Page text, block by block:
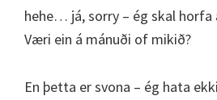
hehe… já, sorry – ég skal
Væri ein á mánuði of mikið?
En þetta er svona – ég hata